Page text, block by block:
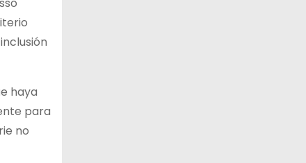
haya
para
no